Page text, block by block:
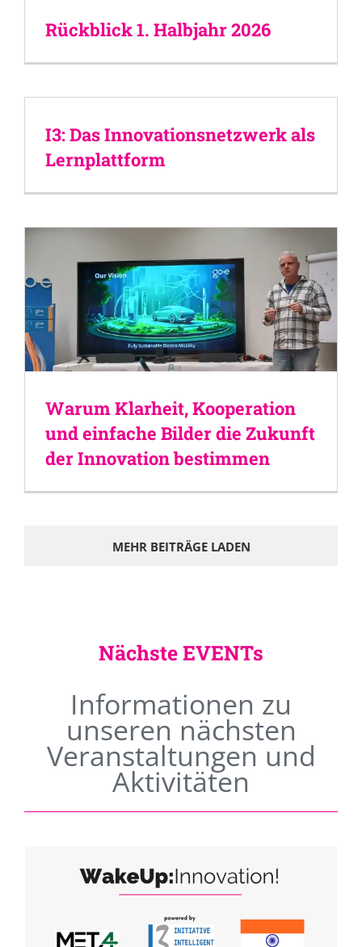
Rückblick 1. Halbjahr 2026
I3: Das Innovationsnetzwerk als
Lernplattform
Warum Klarheit, Kooperation
und einfache Bilder die Zukunft
der Innovation bestimmen
MEHR BEITRÄGE LADEN
Nächste EVENTs
Informationen zu
unseren nächsten
Veranstaltungen und
Aktivitäten